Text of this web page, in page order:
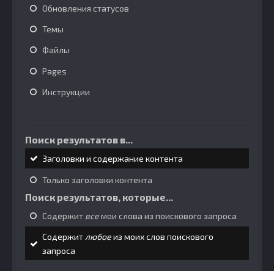
Обновления статусов
Темы
Файлы
Pages
Инструкции
Поиск результатов в...
Заголовки и содержание контента
Только заголовки контента
Поиск результатов, которые...
Содержит всемои слова из поискового запроса
Содержитлюбоеиз моих слов поискового
запроса